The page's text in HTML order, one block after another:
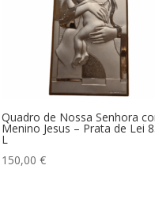
Quadro de Nossa Senhora
Menino Jesus – Prata de Lei
L
150,00 €